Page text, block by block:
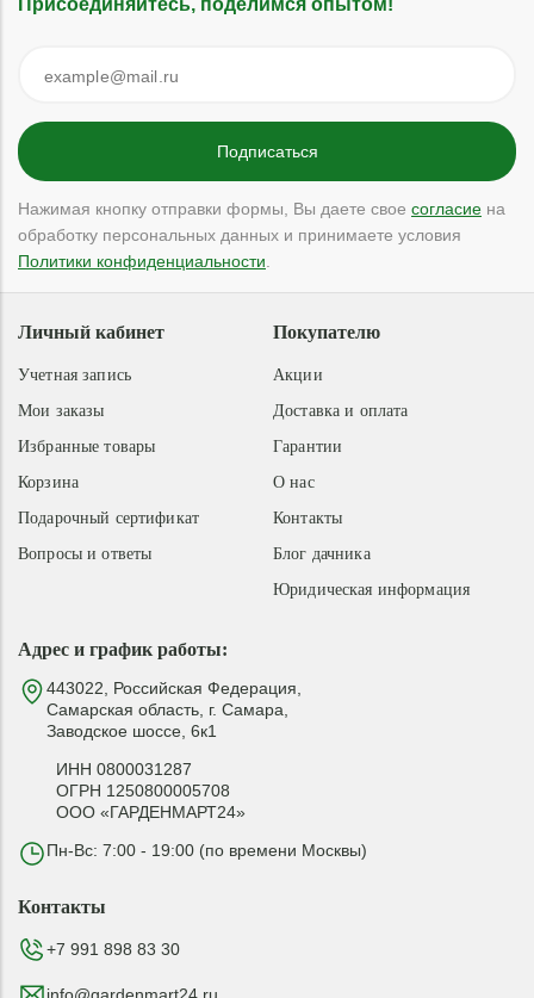
Присоединяйтесь, поделимся опытом!
Нажимая кнопку отправки формы, Вы даете свое согласие на
обработку персональных данных и принимаете условия
Политики конфиденциальности
Адрес и график работы:
443022, Российская Федерация,
Самарская область, г. Самара,
Заводское шоссе, 6к1
ИНН 0800031287
ОГРН 1250800005708
ООО «ГАРДЕНМАРТ24»
Пн-Вс: 7:00 - 19:00 (по времени Москвы)
Покупателю
Акции
Доставка и оплата
Гарантии
О нас
Контакты
Блог дачника
Юридическая информация
Личный кабинет
Учетная запись
Мои заказы
Избранные товары
Корзина
Подарочный сертификат
Вопросы и ответы
Контакты
+7 991 898 83 30